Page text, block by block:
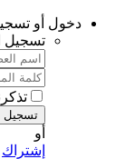
دخول أو
تسجيل
تسجيل
أو
إشتراك